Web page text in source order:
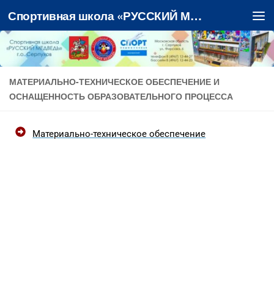
Перейти к содержимому Спортивная школа «РУССКИЙ МЕДВЕДЬ»
МАТЕРИАЛЬНО-ТЕХНИЧЕСКОЕ ОБЕСПЕЧЕНИЕ И
ОСНАЩЕННОСТЬ ОБРАЗОВАТЕЛЬНОГО ПРОЦЕССА
Материально-техническое обеспечение